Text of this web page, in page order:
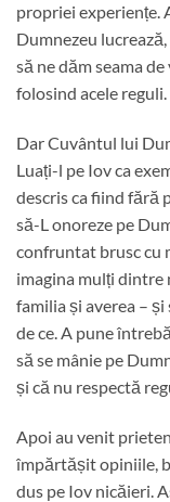
propriei experiențe.
Dumnezeu
să ne dăm seama
folosind acele reguli.
Dar Cuvântul lui
Luați-l pe Iov ca
descris ca fiind fără
să-L onoreze pe
confruntat brusc cu
imagina mulți dintre
familia și averea –
de ce. A pune
să se mânie pe
și că nu respectă
Apoi au venit
împărtășit opiniile,
dus pe Iov nicăieri.